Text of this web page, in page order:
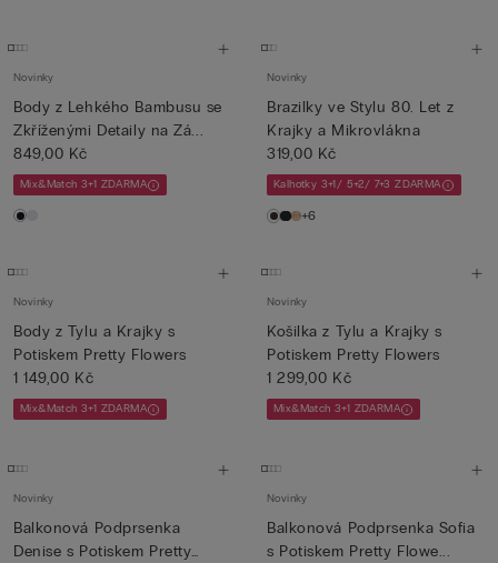
Novinky
Body z Lehkého Bambusu se
Zkříženými Detaily na Zá...
849,00 Kč
Mix&Match 3+1 ZDARMA
Novinky
Brazilky ve Stylu 80. Let z
Krajky a Mikrovlákna
319,00 Kč
Kalhotky 3+1/ 5+2/ 7+3 ZDARMA
+6
Novinky
Body z Tylu a Krajky s
Potiskem Pretty Flowers
1 149,00 Kč
Mix&Match 3+1 ZDARMA
Novinky
Košilka z Tylu a Krajky s
Potiskem Pretty Flowers
1 299,00 Kč
Mix&Match 3+1 ZDARMA
Novinky
Balkonová Podprsenka
Denise s Potiskem Pretty
Novinky
Balkonová Podprsenka Sofia
s Potiskem Pretty Flowe...